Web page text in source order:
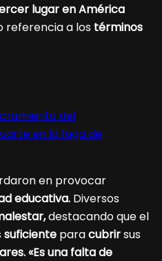
lugar en América
referencia a los términos
del
en la fuga de
en provocar
educativa. Diversos
destacando que el
suficiente paracubrirsus
«Es una falta de